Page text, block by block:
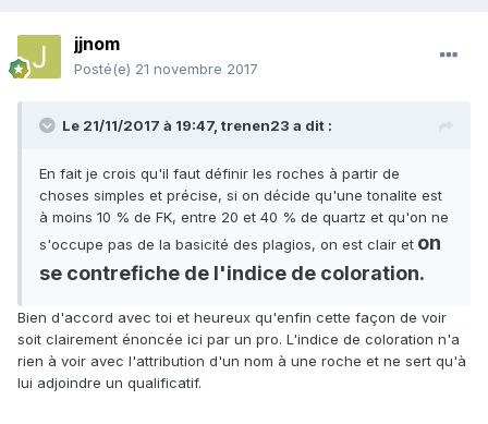
jjnom
Posté(e) 21 novembre 2017
Le 21/11/2017 à 19:47, trenen23 a dit :
En fait je crois qu'il faut définir les roches à partir de
choses simples et précise, si on décide qu'une tonalite est
à moins 10 % de FK, entre 20 et 40 % de quartz et qu'on ne
s'occupe pas de la basicité des plagios, on est clair et on
se contrefiche de l'indice de coloration.
Bien d'accord avec toi et heureux qu'enfin cette façon de voir
soit clairement énoncée ici par un pro. L'indice de coloration n'a
rien à voir avec l'attribution d'un nom à une roche et ne sert qu'à
lui adjoindre un qualificatif.